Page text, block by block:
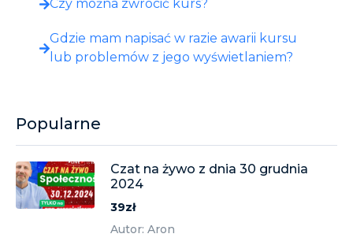
Czy można zwrócić kurs?
Gdzie mam napisać w razie awarii kursu
lub problemów z jego wyświetlaniem?
Popularne
Czat na żywo z dnia 30 grudnia
2024
39zł
Autor: Aron